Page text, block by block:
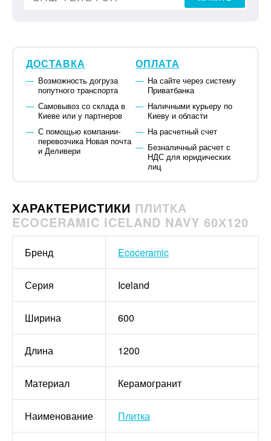
ДОСТАВКА
Возможность догруза
попутного транспорта
Самовывоз со склада в
Киеве или у партнеров
С помощью компании-
перевозчика Новая почта
и Деливери
ОПЛАТА
На сайте через систему
Приватбанка
Наличными курьеру по
Киеву и области
На расчетный счет
Безналичный расчет с
НДС для юридических
лиц
ХАРАКТЕРИСТИКИ ПЛИТКА
ECOCERAMIC ICELAND NAVY 60Х120
Бренд Ecoceramic
Серия Iceland
Ширина 600
Длина 1200
Материал Керамогранит
Наименование Плитка